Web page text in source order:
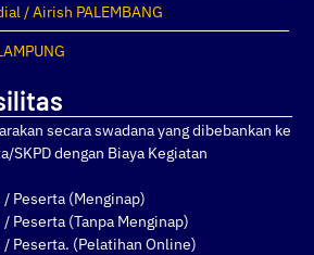
/ Airish PALEMBANG
secara swadana yang dibebankan ke
SKPD dengan Biaya Kegiatan
Peserta (Menginap)
Peserta (Tanpa Menginap)
Peserta. (Pelatihan Online)